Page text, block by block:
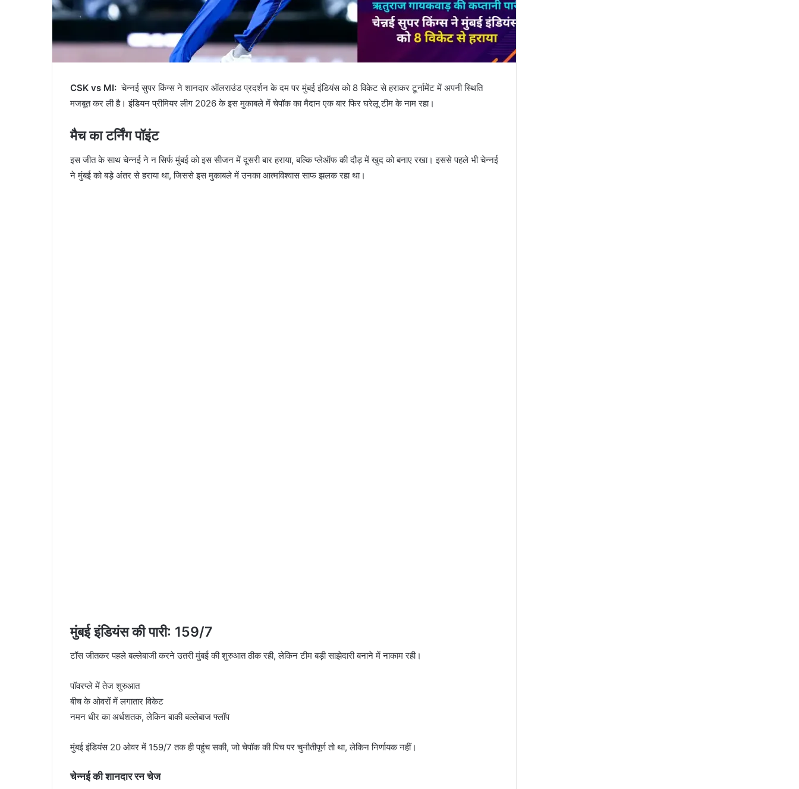
CSK vs MI: चेन्नई सुपर किंग्स ने शानदार ऑलराउंड प्रदर्शन के दम पर मुंबई इंडियंस को 8 विकेट से हराकर टूर्नामेंट में अपनी स्थिति
मजबूत कर ली है। इंडियन प्रीमियर लीग 2026 के इस मुकाबले में चेपॉक का मैदान एक बार फिर घरेलू टीम के नाम रहा।
मैच का टर्निंग पॉइंट
इस जीत के साथ चेन्नई ने न सिर्फ मुंबई को इस सीजन में दूसरी बार हराया, बल्कि प्लेऑफ की दौड़ में खुद को बनाए रखा। इससे पहले भी चेन्नई
ने मुंबई को बड़े अंतर से हराया था, जिससे इस मुकाबले में उनका आत्मविश्वास साफ झलक रहा था।
मुंबई इंडियंस की पारी: 159/7
टॉस जीतकर पहले बल्लेबाजी करने उतरी मुंबई की शुरुआत ठीक रही, लेकिन टीम बड़ी साझेदारी बनाने में नाकाम रही।
पॉवरप्ले में तेज शुरुआत
बीच के ओवरों में लगातार विकेट
नमन धीर का अर्धशतक, लेकिन बाकी बल्लेबाज फ्लॉप
मुंबई इंडियंस 20 ओवर में 159/7 तक ही पहुंच सकी, जो चेपॉक की पिच पर चुनौतीपूर्ण तो था, लेकिन निर्णायक नहीं।
चेन्नई की शानदार रन चेज